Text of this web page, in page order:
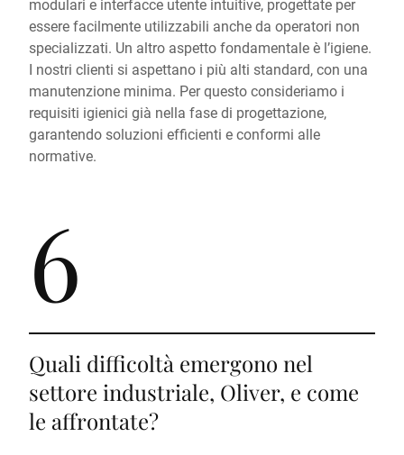
modulari e interfacce utente intuitive, progettate per
essere facilmente utilizzabili anche da operatori non
specializzati. Un altro aspetto fondamentale è l’igiene.
I nostri clienti si aspettano i più alti standard, con una
manutenzione minima. Per questo consideriamo i
requisiti igienici già nella fase di progettazione,
garantendo soluzioni efficienti e conformi alle
normative.
6
Quali difficoltà emergono nel
settore industriale, Oliver, e come
le affrontate?